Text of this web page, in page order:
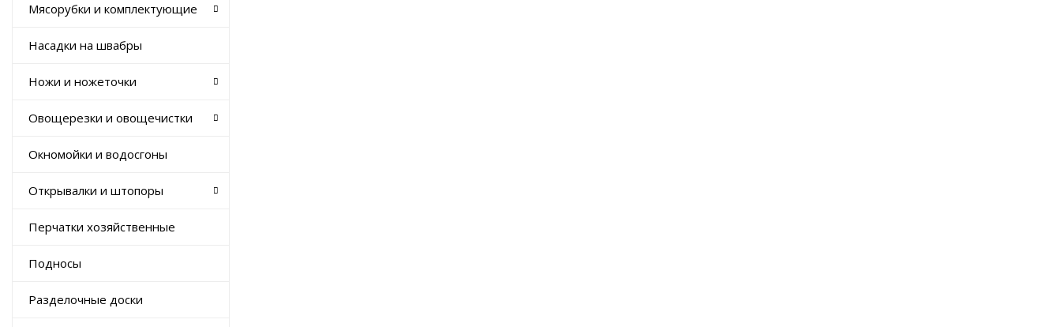
Мясорубки и комплектующие
Насадки на швабры
Ножи и ножеточки
Овощерезки и овощечистки
Окномойки и водосгоны
Открывалки и штопоры
Перчатки хозяйственные
Подносы
Разделочные доски